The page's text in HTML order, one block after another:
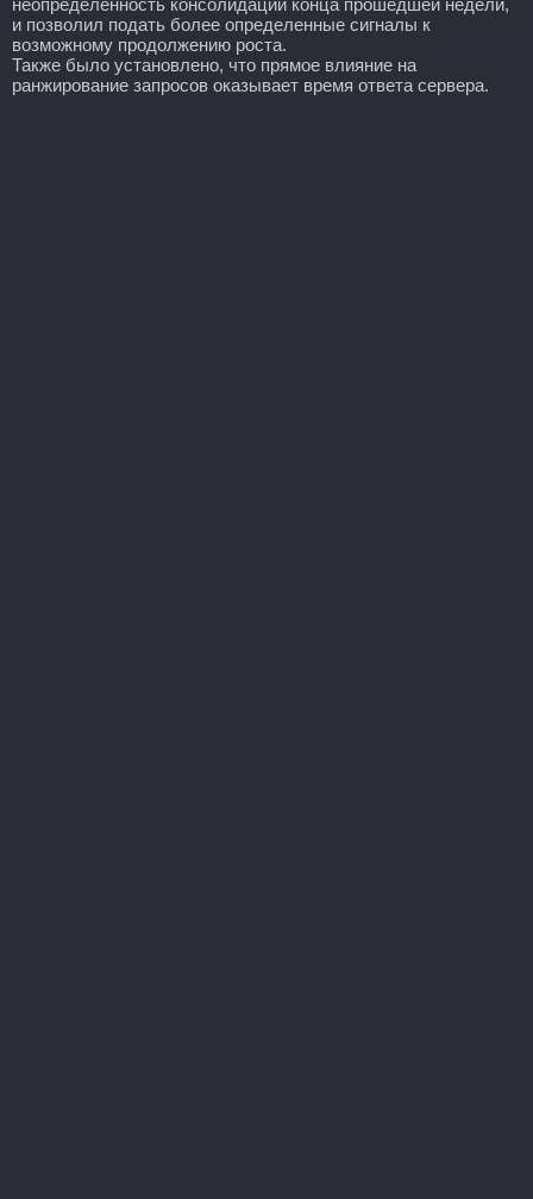
и позволил подать более определенные сигналы к
возможному продолжению роста.
Также было установлено, что прямое влияние на
ранжирование запросов оказывает время ответа сервера.